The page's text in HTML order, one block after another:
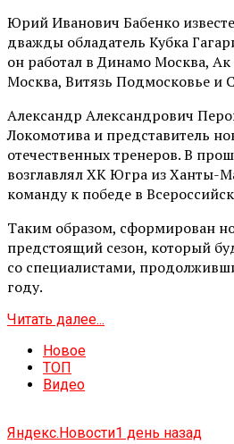
Юрий Иванович Бабенко
дважды обладатель Кубка
он работал в Динамо Москва,
Москва, Витязь Подмосковье и
Александр Александрович
Локомотива и представитель
отечественных тренеров. В
возглавлял ХК Югра из Ханты-
команду к победе в
Таким образом, сформирован
предстоящий сезон, который
со специалистами,
году.
Читать далее...
Новое
ТОП
Видео
Яндекс.Новости1 день назад